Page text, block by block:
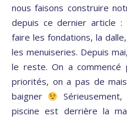
nous faisons construire
depuis ce dernier article
faire les fondations, la
les menuiseries. Depuis
le reste. On a commencé
priorités, on a pas de
baigner
piscine est derrière la